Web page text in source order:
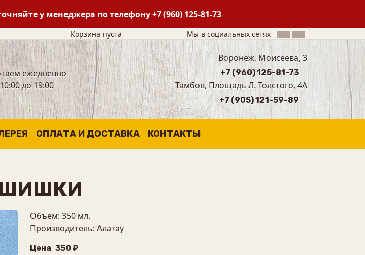
у менеджера по телефону+7 (960) 125-81-73
Корзина пуста Мы в социальных сетях
ежедневно
до 19:00
Воронеж, Моисеева, 3
+7 (960) 125-81-73
Тамбов, Площадь Л. Толстого, 4А
+7 (905) 121-59-89
ОПЛАТА И ДОСТАВКА КОНТАКТЫ
ШИШКИ
Объём: 350 мл.
Производитель: Алатау
Цена 350 ₽